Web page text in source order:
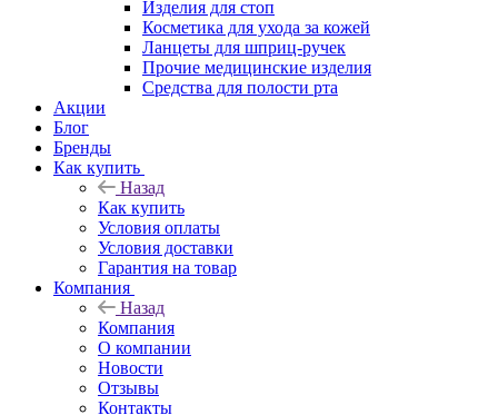
Изделия для стоп
Косметика для ухода за кожей
Ланцеты для шприц-ручек
Прочие медицинские изделия
Средства для полости рта
Акции
Блог
Бренды
Как купить
Назад
Как купить
Условия оплаты
Условия доставки
Гарантия на товар
Компания
Назад
Компания
О компании
Новости
Отзывы
Контакты